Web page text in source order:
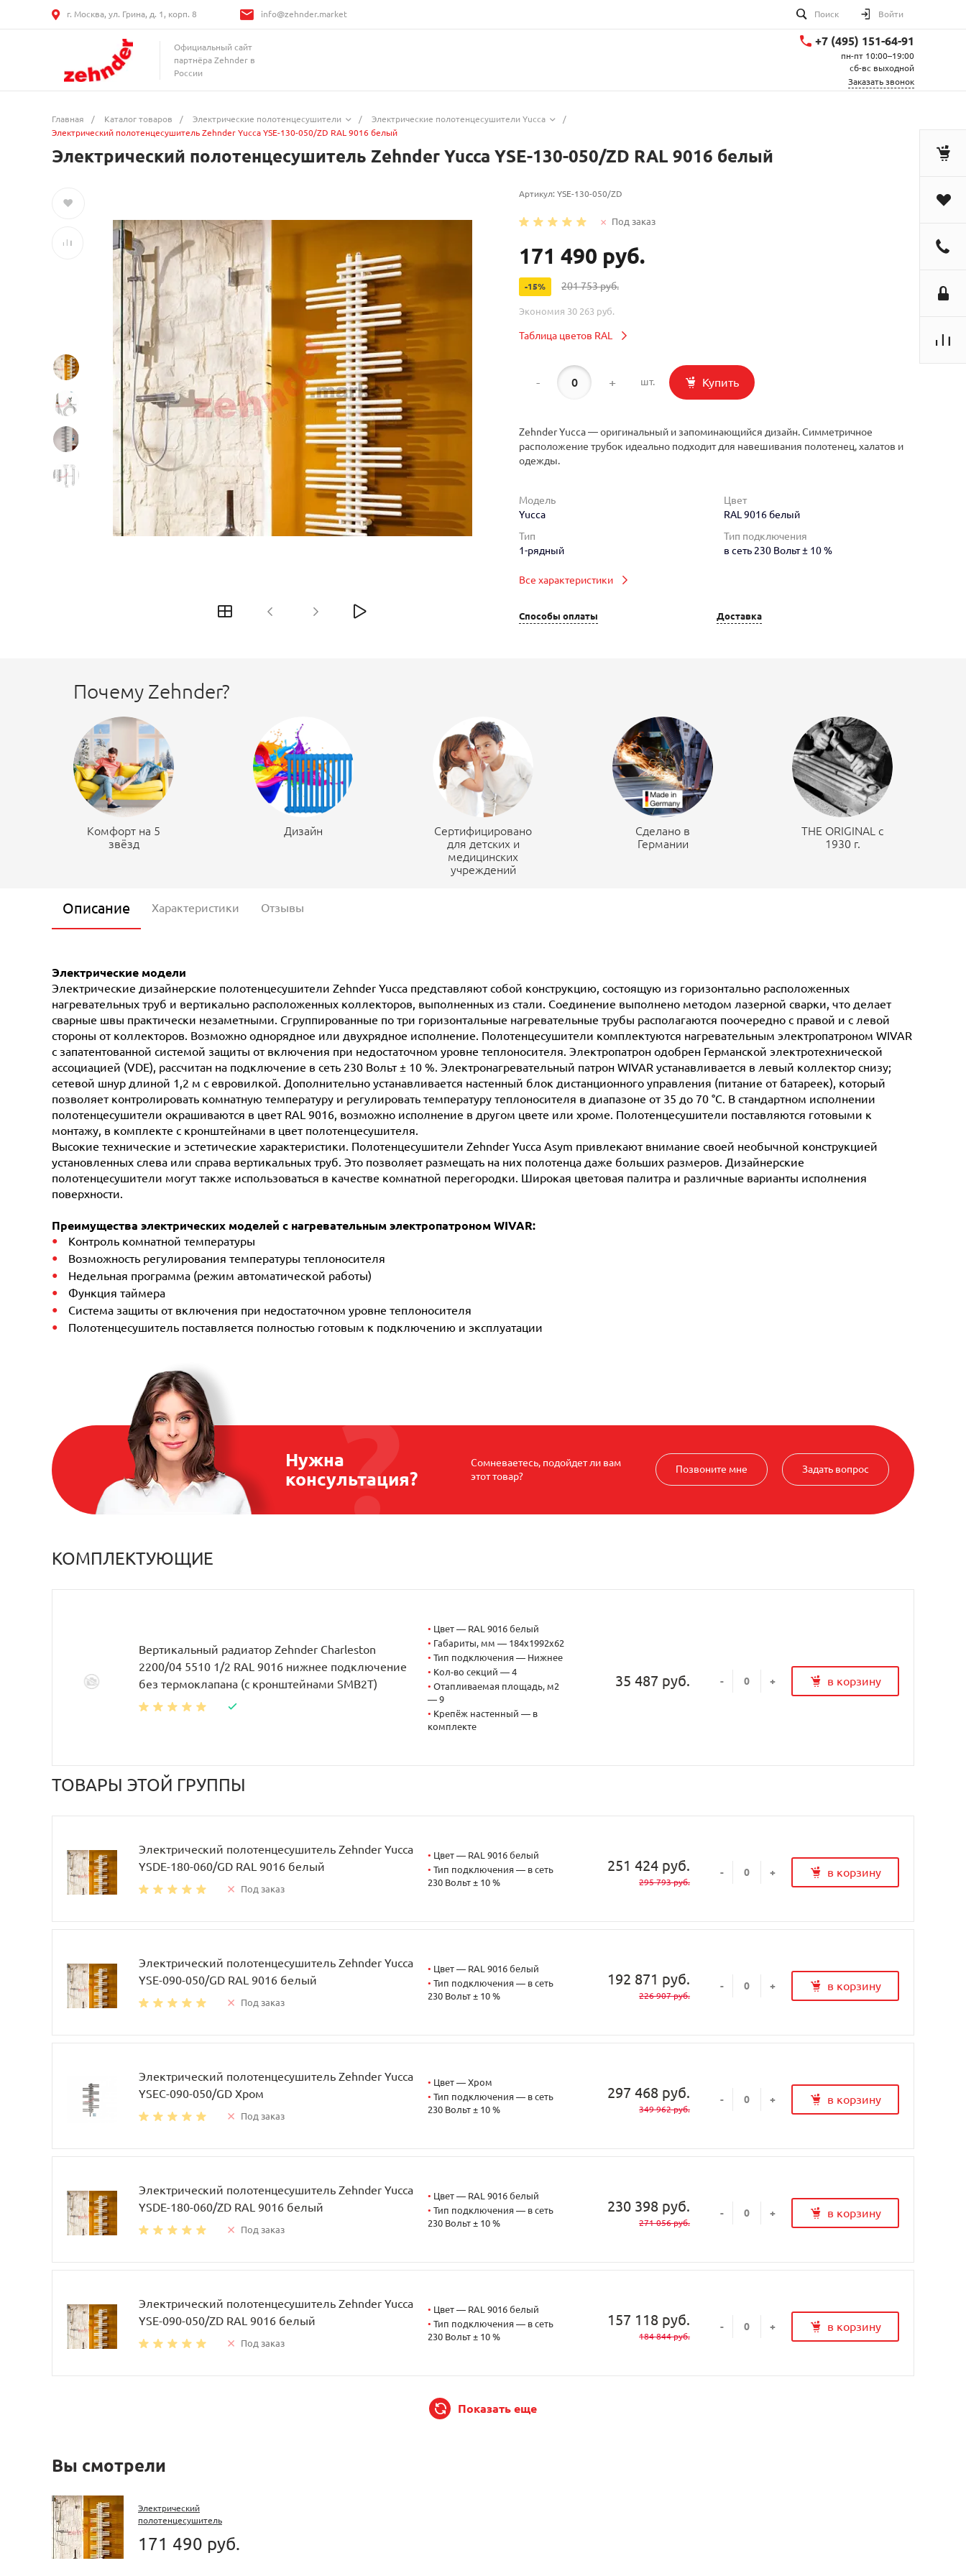
г. Москва, ул. Грина, д. 1, корп. 8 info@zehnder.market Поиск Войти
Официальный сайт
партнёра Zehnder в
России
+7 (495) 151-64-91
пн-пт 10:00–19:00
сб-вс выходной
Заказать звонок
Главная / Каталог товаров / Электрические полотенцесушители / Электрические полотенцесушители Yucca
/
Электрический полотенцесушитель Zehnder Yucca YSE-130-050/ZD RAL 9016 белый
Электрический полотенцесушитель Zehnder Yucca YSE-130-050/ZD RAL 9016 белый
Артикул: YSE-130-050/ZD
Под заказ
171 490 руб.
-15% 201 753 руб.
Экономия 30 263 руб.
Таблица цветов RAL
- + шт. Купить
Zehnder Yucca — оригинальный и запоминающийся дизайн. Симметричное
расположение трубок идеально подходит для навешивания полотенец, халатов и
одежды.
Модель
Yucca
Цвет
RAL 9016 белый
Тип
1-рядный
Тип подключения
в сеть 230 Вольт ± 10 %
Все характеристики
Способы оплаты Доставка
Почему Zehnder?
Комфорт на 5
звёзд
Дизайн
Сертифицировано
для детских и
медицинских
учреждений
Сделано в
Германии
THE ORIGINAL c
1930 г.
Описание Характеристики Отзывы
Электрические модели
Электрические дизайнерские полотенцесушители Zehnder Yucca представляют собой конструкцию, состоящую из горизонтально расположенных
нагревательных труб и вертикально расположенных коллекторов, выполненных из стали. Соединение выполнено методом лазерной сварки, что делает
сварные швы практически незаметными. Сгруппированные по три горизонтальные нагревательные трубы располагаются поочередно с правой и с левой
стороны от коллекторов. Возможно однорядное или двухрядное исполнение. Полотенцесушители комплектуются нагревательным электропатроном WIVAR
с запатентованной системой защиты от включения при недостаточном уровне теплоносителя. Электропатрон одобрен Германской электротехнической
ассоциацией (VDE), рассчитан на подключение в сеть 230 Вольт ± 10 %. Электронагревательный патрон WIVAR устанавливается в левый коллектор снизу;
сетевой шнур длиной 1,2 м с евровилкой. Дополнительно устанавливается настенный блок дистанционного управления (питание от батареек), который
позволяет контролировать комнатную температуру и регулировать температуру теплоносителя в диапазоне от 35 до 70 °C. В стандартном исполнении
полотенцесушители окрашиваются в цвет RAL 9016, возможно исполнение в другом цвете или хроме. Полотенцесушители поставляются готовыми к
монтажу, в комплекте с кронштейнами в цвет полотенцесушителя.
Высокие технические и эстетические характеристики. Полотенцесушители Zehnder Yucca Asym привлекают внимание своей необычной конструкцией
установленных слева или справа вертикальных труб. Это позволяет размещать на них полотенца даже больших размеров. Дизайнерские
полотенцесушители могут также использоваться в качестве комнатной перегородки. Широкая цветовая палитра и различные варианты исполнения
поверхности.
Преимущества электрических моделей с нагревательным электропатроном WIVAR:
Контроль комнатной температуры
Возможность регулирования температуры теплоносителя
Недельная программа (режим автоматической работы)
Функция таймера
Система защиты от включения при недостаточном уровне теплоносителя
Полотенцесушитель поставляется полностью готовым к подключению и эксплуатации
Нужна
консультация?
Сомневаетесь, подойдет ли вам
этот товар?
Позвоните мне Задать вопрос
КОМПЛЕКТУЮЩИЕ
Вертикальный радиатор Zehnder Charleston
2200/04 5510 1/2 RAL 9016 нижнее подключение
без термоклапана (с кронштейнами SMB2T)
• Цвет — RAL 9016 белый
• Габариты, мм — 184x1992x62
• Тип подключения — Нижнее
• Кол-во секций — 4
• Отапливаемая площадь, м2
— 9
• Крепёж настенный — в
комплекте
35 487 руб. - + в корзину
ТОВАРЫ ЭТОЙ ГРУППЫ
Электрический полотенцесушитель Zehnder Yucca
YSDE-180-060/GD RAL 9016 белый
Под заказ
• Цвет — RAL 9016 белый
• Тип подключения — в сеть
230 Вольт ± 10 %
251 424 руб.
295 793 руб.
- + в корзину
Электрический полотенцесушитель Zehnder Yucca
YSE-090-050/GD RAL 9016 белый
Под заказ
• Цвет — RAL 9016 белый
• Тип подключения — в сеть
230 Вольт ± 10 %
192 871 руб.
226 907 руб.
- + в корзину
Электрический полотенцесушитель Zehnder Yucca
YSEC-090-050/GD Хром
Под заказ
• Цвет — Хром
• Тип подключения — в сеть
230 Вольт ± 10 %
297 468 руб.
349 962 руб.
- + в корзину
Электрический полотенцесушитель Zehnder Yucca
YSDE-180-060/ZD RAL 9016 белый
Под заказ
• Цвет — RAL 9016 белый
• Тип подключения — в сеть
230 Вольт ± 10 %
230 398 руб.
271 056 руб.
- + в корзину
Электрический полотенцесушитель Zehnder Yucca
YSE-090-050/ZD RAL 9016 белый
Под заказ
• Цвет — RAL 9016 белый
• Тип подключения — в сеть
230 Вольт ± 10 %
157 118 руб.
184 844 руб.
- + в корзину
Показать еще
Вы смотрели
Электрический
полотенцесушитель
050/ZD RAL 9016 белый
171 490 руб.